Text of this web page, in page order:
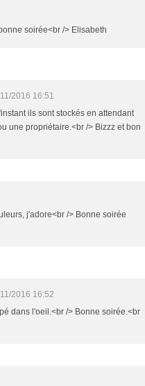
soirée<br /> Elisabeth
2016 16:51
ils sont stockés en attendant
une propriétaire.<br /> Bizzz et bon
j'adore<br /> Bonne soirée
2016 16:52
dans l'oeil.<br /> Bonne soirée.<br